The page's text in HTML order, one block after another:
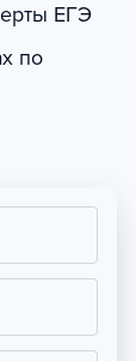
ЕГЭ
по